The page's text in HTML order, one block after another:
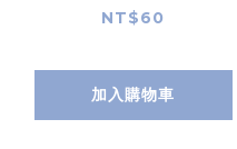
NT$60
加入購物車